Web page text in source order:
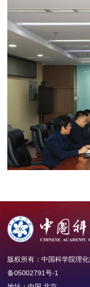
版权所有：中国科学院理
备05002791号-1